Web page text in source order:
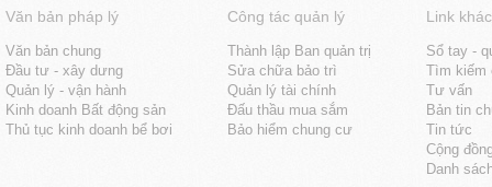
Văn bản pháp lý
Văn bản chung
Đầu tư - xây dưng
Quản lý - vận hành
Kinh doanh Bất động sản
Thủ tục kinh doanh bể bơi
Công tác quản lý
Thành lập Ban quản trị
Sửa chữa bảo trì
Quản lý tài chính
Đấu thầu mua sắm
Bảo hiểm chung cư
Link khác
Sổ tay -
Tìm kiếm
Tư vấn
Bản tin
Tin tức
Cộng
Danh